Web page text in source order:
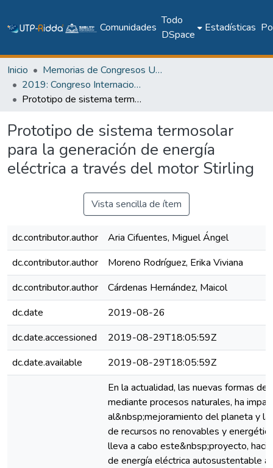
Comunidades
Todo
DSpace
Estadísticas
Inicio
Memorias de Congresos UTP
2019: Congreso Internacional en Inteligencia Ambiental, Ingeniería de Software y Salud Electrónica y Móvil – AmITIC 2019
Prototipo de sistema termosolar para la generación de energía eléctrica a través del motor Stirling
Prototipo de sistema termosolar
para la generación de energía
eléctrica a través del motor Stirling
Vista sencilla de ítem
dc.contributor.author
Aria Cifuentes, Miguel Ángel
dc.contributor.author
Moreno Rodríguez, Erika Viviana
dc.contributor.author
Cárdenas Hernández, Maicol
dc.date
2019-08-26
dc.date.accessioned
2019-08-29T18:05:59Z
dc.date.available
2019-08-29T18:05:59Z
En la actualidad, las nuevas formas de
mediante procesos naturales, ha
al&nbsp;mejoramiento del planeta y
de recursos no renovables y
lleva a cabo este&nbsp;proyecto,
de energía eléctrica autosustentable a